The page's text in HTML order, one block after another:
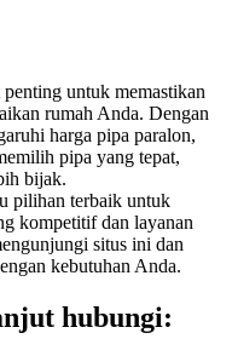
untuk memastikan
rumah Anda. Dengan
harga pipa paralon,
pipa yang tepat,
bijak.
pilihan terbaik untuk
kompetitif dan layanan
situs ini dan
kebutuhan Anda.
hubungi: